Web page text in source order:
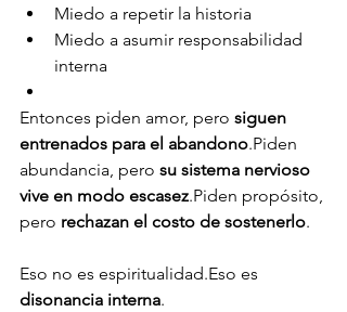
Miedo a repetir la historia
Miedo a asumir responsabilidad
interna
Entonces piden amor, pero siguen
entrenados para el abandono.Piden
abundancia, pero su sistema nervioso
vive en modo escasez.Piden propósito,
pero rechazan el costo de sostenerlo.
Eso no es espiritualidad.Eso es
disonancia interna.